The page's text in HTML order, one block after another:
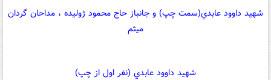
شهيد داوود عابدي(سمت چپ) و جانباز حاج محمود ژوليده ، مداحان گردان
ميثم
شهيد داوود عابدي (نفر اول از چپ)